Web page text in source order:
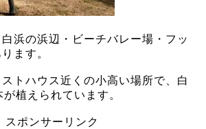
浜の浜辺・ビーチバレー場・フッ
ます。
トハウス近くの小高い場所で、白
植えられています。
スポンサーリンク